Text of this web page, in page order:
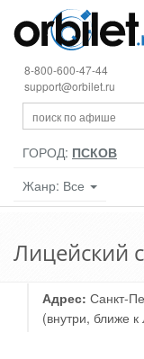
8-800-600-47-44
support@orbilet.ru
ГОРОД: ПСКОВ
Жанр: Все
Лицейский
Адрес: Санкт-
(внутри, ближе